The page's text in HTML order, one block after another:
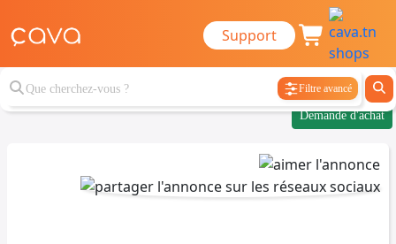
Support
Filtre avancé
Demande d'achat